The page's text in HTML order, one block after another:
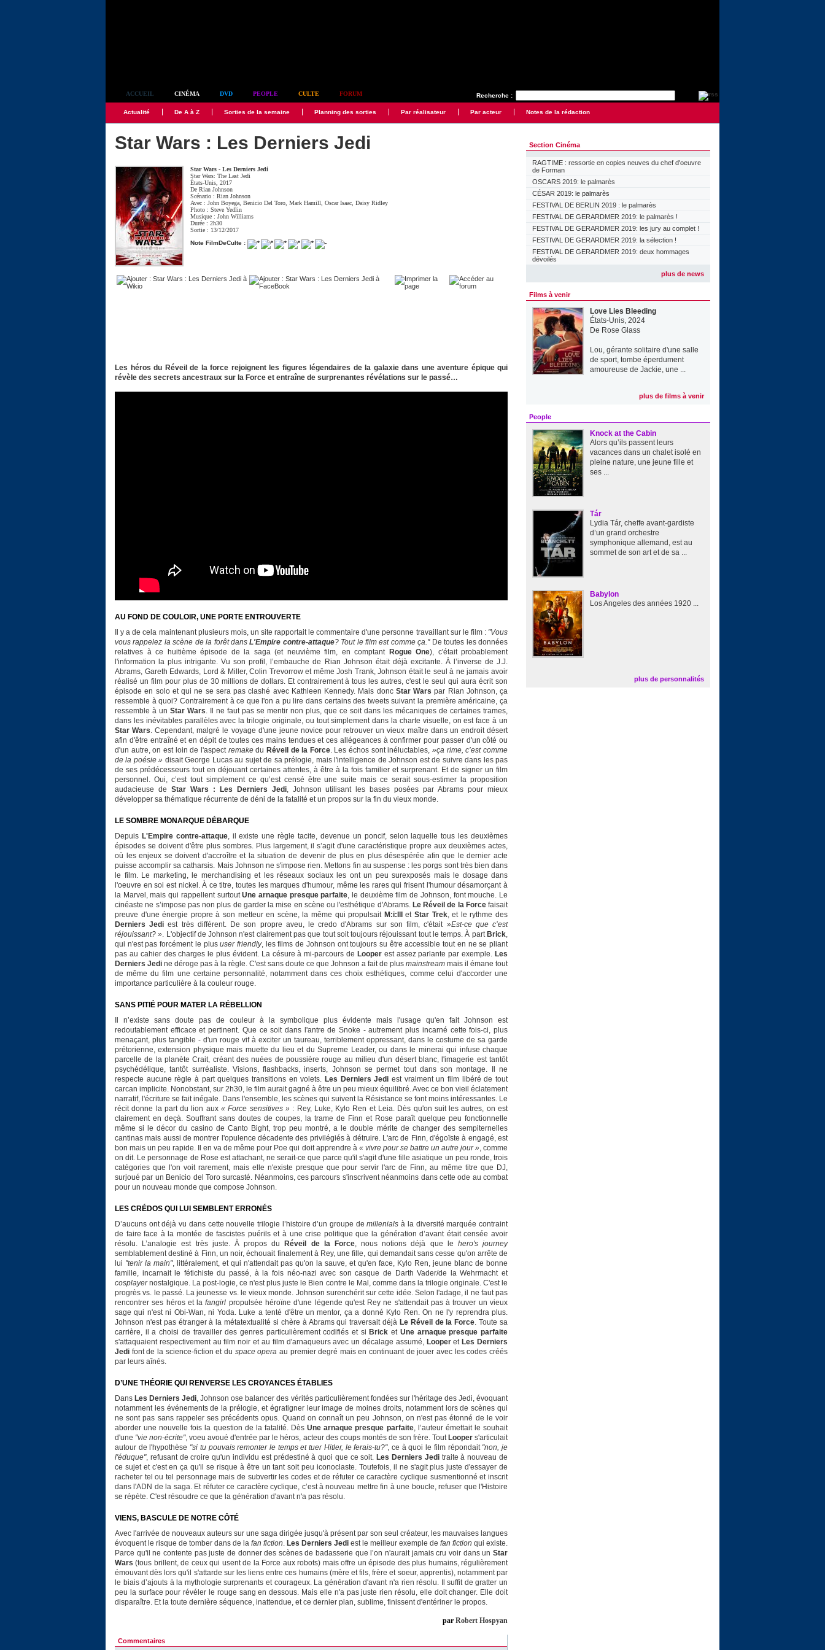
Recherche :
ACCUEIL CINÉMA DVD PEOPLE CULTE FORUM
Actualité De A à Z Sorties de la semaine Planning des sorties Par réalisateur Par acteur Notes de la rédaction
Star Wars : Les Derniers Jedi
Star Wars - Les Derniers Jedi
Star Wars: The Last Jedi
États-Unis, 2017
DeRian Johnson
Scénario :Rian Johnson
Avec :John Boyega ,Benicio Del Toro ,Mark Hamill ,Oscar Isaac ,Daisy Ridley
Photo :Steve Yedlin
Musique :John Williams
Durée : 2h30
Sortie : 13/12/2017
Note FilmDeCulte :
Les héros du Réveil de la force rejoignent les figures légendaires de la galaxie dans une aventure épique qui
révèle des secrets ancestraux sur la Force et entraîne de surprenantes révélations sur le passé…
AU FOND DE COULOIR, UNE PORTE ENTROUVERTE
Il y a de cela maintenant plusieurs mois, un site rapportait le commentaire d'une personne travaillant sur le film : "Vous
vous rappelez la scène de la forêt dansL'Empire contre-attaque? Tout le film est comme ça."De toutes les données
relatives à ce huitième épisode de la saga (et neuvième film, en comptant Rogue One), c'était probablement
l'information la plus intrigante. Vu son profil, l’embauche de Rian Johnson était déjà excitante. À l’inverse de J.J.
Abrams, Gareth Edwards, Lord & Miller, Colin Trevorrow et même Josh Trank, Johnson était le seul à ne jamais avoir
réalisé un film pour plus de 30 millions de dollars. Et contrairement à tous les autres, c'est le seul qui aura écrit son
épisode en solo et qui ne se sera pas clashé avec Kathleen Kennedy. Mais donc Star Wars par Rian Johnson, ça
ressemble à quoi? Contrairement à ce que l'on a pu lire dans certains des tweets suivant la première américaine, ça
ressemble à un Star Wars. Il ne faut pas se mentir non plus, que ce soit dans les mécaniques de certaines trames,
dans les inévitables parallèles avec la trilogie originale, ou tout simplement dans la charte visuelle, on est face à un
Star Wars. Cependant, malgré le voyage d'une jeune novice pour retrouver un vieux maître dans un endroit désert
afin d'être entraîné et en dépit de toutes ces mains tendues et ces allégeances à confirmer pour passer d'un côté ou
d'un autre, on est loin de l'aspect remakedu Réveil de la Force. Les échos sont inéluctables,»ça rime, c’est comme
de la poésie » disait George Lucas au sujet de sa prélogie, mais l'intelligence de Johnson est de suivre dans les pas
de ses prédécesseurs tout en déjouant certaines attentes, à être à la fois familier et surprenant. Et de signer un film
personnel. Oui, c’est tout simplement ce qu’est censé être une suite mais ce serait sous-estimer la proposition
audacieuse de Star Wars : Les Derniers Jedi, Johnson utilisant les bases posées par Abrams pour mieux
développer sa thématique récurrente de déni de la fatalité et un propos sur la fin du vieux monde.
LE SOMBRE MONARQUE DÉBARQUE
Depuis L'Empire contre-attaque, il existe une règle tacite, devenue un poncif, selon laquelle tous les deuxièmes
épisodes se doivent d'être plus sombres. Plus largement, il s’agit d'une caractéristique propre aux deuxièmes actes,
où les enjeux se doivent d'accroître et la situation de devenir de plus en plus désespérée afin que le dernier acte
puisse accomplir sa catharsis. Mais Johnson ne s'impose rien. Mettons fin au suspense : les porgs sont très bien dans
le film. Le marketing, le merchandising et les réseaux sociaux les ont un peu surexposés mais le dosage dans
l'oeuvre en soi est nickel. À ce titre, toutes les marques d'humour, même les rares qui frisent l'humour désamorçant à
la Marvel, mais qui rappellent surtoutUne arnaque presque parfaite, le deuxième film de Johnson, font mouche. Le
cinéaste ne s’impose pas non plus de garder la mise en scène ou l'esthétique d'Abrams. Le Réveil de la Forcefaisait
preuve d'une énergie propre à son metteur en scène, la même qui propulsait M:i:III etStar Trek, et le rythme des
Derniers Jedi est très différent. De son propre aveu, le credo d'Abrams sur son film, c'était »Est-ce que c’est
réjouissant? ». L'objectif de Johnson n'est clairement pas que tout soit toujours réjouissant tout le temps. À part Brick,
qui n'est pas forcément le plususer friendly, les films de Johnson ont toujours su être accessible tout en ne se pliant
pas au cahier des charges le plus évident. La césure à mi-parcours de Looperest assez parlante par exemple. Les
Derniers Jedi ne déroge pas à la règle. C'est sans doute ce que Johnson a fait de plus mainstream mais il émane tout
de même du film une certaine personnalité, notamment dans ces choix esthétiques, comme celui d'accorder une
importance particulière à la couleur rouge.
SANS PITIÉ POUR MATER LA RÉBELLION
Il n’existe sans doute pas de couleur à la symbolique plus évidente mais l'usage qu'en fait Johnson est
redoutablement efficace et pertinent. Que ce soit dans l'antre de Snoke - autrement plus incarné cette fois-ci, plus
menaçant, plus tangible - d'un rouge vif à exciter un taureau, terriblement oppressant, dans le costume de sa garde
prétorienne, extension physique mais muette du lieu et du Supreme Leader, ou dans le minerai qui infuse chaque
parcelle de la planète Crait, créant des nuées de poussière rouge au milieu d'un désert blanc, l'imagerie est tantôt
psychédélique, tantôt surréaliste. Visions, flashbacks, inserts, Johnson se permet tout dans son montage. Il ne
respecte aucune règle à part quelques transitions en volets. Les Derniers Jedi est vraiment un film libéré de tout
carcan implicite. Nonobstant, sur 2h30, le film aurait gagné à être un peu mieux équilibré. Avec ce bon vieil éclatement
narratif, l'écriture se fait inégale. Dans l'ensemble, les scènes qui suivent la Résistance se font moins intéressantes. Le
récit donne la part du lion aux« Force sensitives »: Rey, Luke, Kylo Ren et Leia. Dès qu'on suit les autres, on est
clairement en deçà. Souffrant sans doutes de coupes, la trame de Finn et Rose paraît quelque peu fonctionnelle
même si le décor du casino de Canto Bight, trop peu montré, a le double mérite de changer des sempiternelles
cantinas mais aussi de montrer l'opulence décadente des privilégiés à détruire. L'arc de Finn, d'égoïste à engagé, est
bon mais un peu rapide. Il en va de même pour Poe qui doit apprendre à « vivre pour se battre un autre jour », comme
on dit. Le personnage de Rose est attachant, ne serait-ce que parce qu'il s'agit d'une fille asiatique un peu ronde, trois
catégories que l'on voit rarement, mais elle n'existe presque que pour servir l'arc de Finn, au même titre que DJ,
surjoué par un Benicio del Toro surcasté. Néanmoins, ces parcours s'inscrivent néanmoins dans cette ode au combat
pour un nouveau monde que compose Johnson.
LES CRÉDOS QUI LUI SEMBLENT ERRONÉS
D’aucuns ont déjà vu dans cette nouvelle trilogie l’histoire d’un groupe demillenials à la diversité marquée contraint
de faire face à la montée de fascistes puérils et à une crise politique que la génération d’avant était censée avoir
résolu. L’analogie est très juste. À propos du
Réveil de la Force, nous notions déjà que le hero's journey
semblablement destiné à Finn, un noir, échouait finalement à Rey, une fille, qui demandait sans cesse qu'on arrête de
lui "tenir la main", littéralement, et qui n'attendait pas qu'on la sauve, et qu'en face, Kylo Ren, jeune blanc de bonne
famille, incarnait le fétichiste du passé, à la fois néo-nazi avec son casque de Darth Vader/de la Wehrmacht et
cosplayernostalgique. La post-logie, ce n'est plus juste le Bien contre le Mal, comme dans la trilogie originale. C'est le
progrès vs. le passé. La jeunesse vs. le vieux monde. Johnson surenchérit sur cette idée. Selon l'adage, il ne faut pas
rencontrer ses héros et lafangirl propulsée héroïne d'une légende qu'est Rey ne s'attendait pas à trouver un vieux
sage qui n'est ni Obi-Wan, ni Yoda. Luke a tenté d'être un mentor, ça a donné Kylo Ren. On ne l'y reprendra plus.
Johnson n'est pas étranger à la métatextualité si chère à Abrams qui traversait déjà Le Réveil de la Force. Toute sa
carrière, il a choisi de travailler des genres particulièrement codifiés et si Brick et Une arnaque presque parfaite
s'attaquaient respectivement au film noir et au film d'arnaqueurs avec un décalage assumé, Looperet Les Derniers
Jedi font de la science-fiction et du space opera au premier degré mais en continuant de jouer avec les codes créés
par leurs aînés.
D’UNE THÉORIE QUI RENVERSE LES CROYANCES ÉTABLIES
Dans Les Derniers Jedi, Johnson ose balancer des vérités particulièrement fondées sur l'héritage des Jedi, évoquant
notamment les événements de la prélogie, et égratigner leur image de moines droits, notamment lors de scènes qui
ne sont pas sans rappeler ses précédents opus. Quand on connaît un peu Johnson, on n'est pas étonné de le voir
aborder une nouvelle fois la question de la fatalité. DèsUne arnaque presque parfaite, l’auteur émettait le souhait
d'une "vie non-écrite", voeu avoué d'entrée par le héros, acteur des coups montés de son frère. Tout Loopers'articulait
autour de l'hypothèse "si tu pouvais remonter le temps et tuer Hitler, le ferais-tu?", ce à quoi le film répondait "non, je
l'éduque", refusant de croire qu'un individu est prédestiné à quoi que ce soit. Les Derniers Jeditraite à nouveau de
ce sujet et c'est en ça qu'il se risque à être un tant soit peu iconoclaste. Toutefois, il ne s'agit plus juste d'essayer de
racheter tel ou tel personnage mais de subvertir les codes et de réfuter ce caractère cyclique susmentionné et inscrit
dans l'ADN de la saga. Et réfuter ce caractère cyclique, c’est à nouveau mettre fin à une boucle, refuser que l'Histoire
se répète. C'est résoudre ce que la génération d'avant n'a pas résolu.
VIENS, BASCULE DE NOTRE CÔTÉ
Avec l'arrivée de nouveaux auteurs sur une saga dirigée jusqu'à présent par son seul créateur, les mauvaises langues
évoquent le risque de tomber dans de la fan fiction. Les Derniers Jedi est le meilleur exemple de fan fiction qui existe.
Parce qu'il ne contente pas juste de donner des scènes de badasserie que l’on n'aurait jamais cru voir dans un Star
Wars (tous brillent, de ceux qui usent de la Force aux robots) mais offre un épisode des plus humains, régulièrement
émouvant dès lors qu'il s'attarde sur les liens entre ces humains (mère et fils, frère et soeur, apprentis), notamment par
le biais d’ajouts à la mythologie surprenants et courageux. La génération d'avant n'a rien résolu. Il suffit de gratter un
peu la surface pour révéler le rouge sang en dessous. Mais elle n'a pas juste rien résolu, elle doit changer. Elle doit
disparaître. Et la toute dernière séquence, inattendue, et ce dernier plan, sublime, finissent d'entériner le propos.
par Robert Hospyan
Commentaires
Section Cinéma
RAGTIME : ressortie en copies neuves du chef d'oeuvre
de Forman
OSCARS 2019: le palmarès
CÉSAR 2019: le palmarès
FESTIVAL DE BERLIN 2019 : le palmarès
FESTIVAL DE GERARDMER 2019: le palmarès !
FESTIVAL DE GERARDMER 2019: les jury au complet !
FESTIVAL DE GERARDMER 2019: la sélection !
FESTIVAL DE GERARDMER 2019: deux hommages
dévoilés
plus de news
Films à venir
Love Lies Bleeding
États-Unis, 2024
De Rose Glass
Lou, gérante solitaire d'une salle
de sport, tombe éperdument
amoureuse de Jackie, une ...
plus de films à venir
People
Knock at the Cabin
Alors qu’ils passent leurs
vacances dans un chalet isolé en
pleine nature, une jeune fille et
ses ...
Tár
Lydia Tár, cheffe avant-gardiste
d’un grand orchestre
symphonique allemand, est au
sommet de son art et de sa ...
Babylon
Los Angeles des années 1920 ...
plus de personnalités